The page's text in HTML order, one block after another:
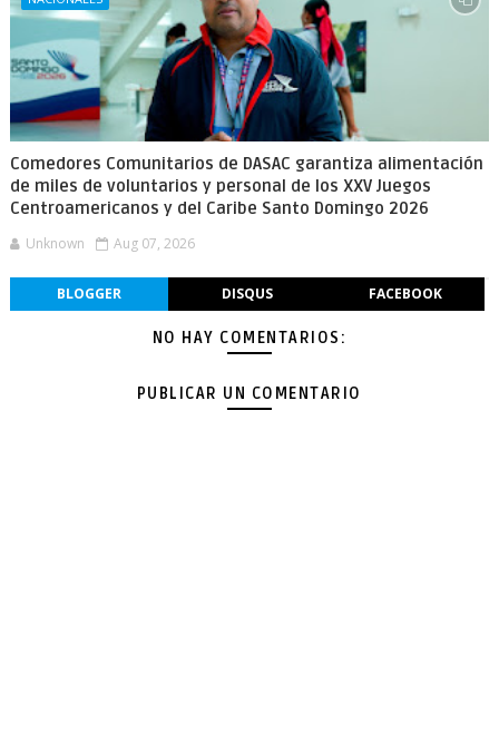
Comedores Comunitarios de DASAC garantiza alimentación
de miles de voluntarios y personal de los XXV Juegos
Centroamericanos y del Caribe Santo Domingo 2026
Unknown Aug 07, 2026
BLOGGER DISQUS FACEBOOK
NO HAY COMENTARIOS:
PUBLICAR UN COMENTARIO